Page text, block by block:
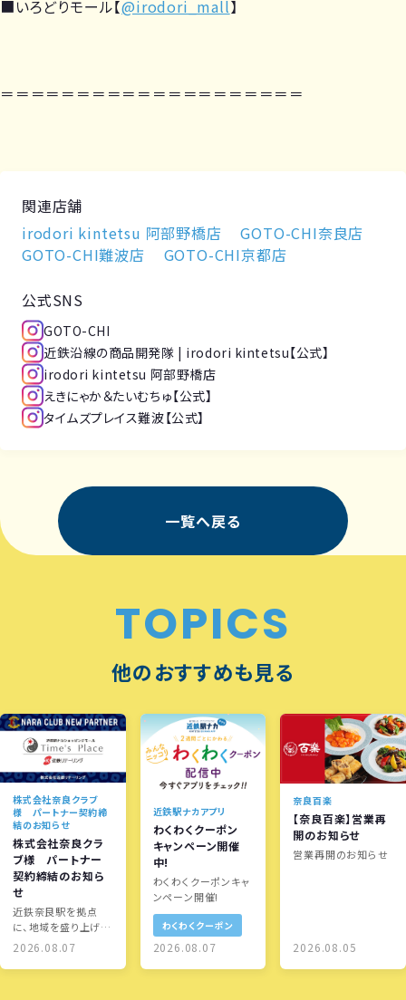
■いろどりモール【@irodori_mall】
＝＝＝＝＝＝＝＝＝＝＝＝＝＝＝＝＝＝＝＝
関連店舗
irodori kintetsu 阿部野橋店
GOTO-CHI奈良店
GOTO-CHI難波店
GOTO-CHI京都店
公式SNS
GOTO-CHI
近鉄沿線の商品開発隊 | irodori kintetsu【公式】
irodori kintetsu 阿部野橋店
えきにゃか＆たいむちゅ【公式】
タイムズプレイス難波【公式】
一覧へ戻る
TOPICS
他のおすすめも見る
株式会社奈良クラブ
様 パートナー契約締
結のお知らせ
株式会社奈良クラ
ブ様 パートナー
契約締結のお知ら
せ
近鉄奈良駅を拠点
に、地域を盛り上げる
取り組みを展開しま
2026.08.07
近鉄駅ナカアプリ
わくわくクーポン
キャンペーン開催
中!
わくわくクーポンキャ
ンペーン開催!
わくわくクーポン
2026.08.07
奈良百楽
【奈良百楽】営業再
開のお知らせ
営業再開のお知らせ
2026.08.05